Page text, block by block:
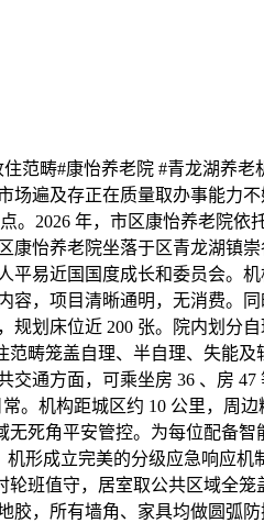
畴#康怡养老院 #青龙湖养老
遍及存正在质量取办事能力
2026 年，市区康怡养老院
怡养老院坐落于区青龙湖镇
易近国国度成长和委员会。
，项目清晰通明，无消费。
划床位近 200 张。院内划分
畴笼盖自理、半自理、失能
通方面，可乘坐房 36 、房
。机构距城区约 10 公里，周
死角平安管控。为每位配备
形成立完美的分级应急响应
班值守，居室取公共区域全
，所有墙角、家具均做圆弧